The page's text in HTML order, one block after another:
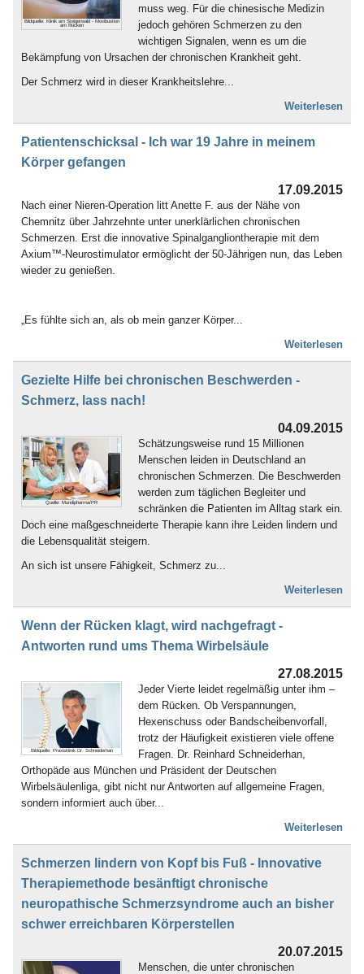
Bildquelle: Klinik am Steigerwald - Moxibustion
am Rücken
muss weg. Für die chinesische Medizin
jedoch gehören Schmerzen zu den
wichtigen Signalen, wenn es um die
Bekämpfung von Ursachen der chronischen Krankheit geht.
Der Schmerz wird in dieser Krankheitslehre...
Weiterlesen
Patientenschicksal - Ich war 19 Jahre in meinem
Körper gefangen
17.09.2015
Nach einer Nieren-Operation litt Anette F. aus der Nähe von
Chemnitz über Jahrzehnte unter unerklärlichen chronischen
Schmerzen. Erst die innovative Spinalgangliontherapie mit dem
Axium™-Neurostimulator ermöglicht der 50-Jährigen nun, das Leben
wieder zu genießen.
„Es fühlte sich an, als ob mein ganzer Körper...
Weiterlesen
Gezielte Hilfe bei chronischen Beschwerden -
Schmerz, lass nach!
04.09.2015
Quelle: Mundipharma/PR
Schätzungsweise rund 15 Millionen
Menschen leiden in Deutschland an
chronischen Schmerzen. Die Beschwerden
werden zum täglichen Begleiter und
schränken die Patienten im Alltag stark ein.
Doch eine maßgeschneiderte Therapie kann ihre Leiden lindern und
die Lebensqualität steigern.
An sich ist unsere Fähigkeit, Schmerz zu...
Weiterlesen
Wenn der Rücken klagt, wird nachgefragt -
Antworten rund ums Thema Wirbelsäule
27.08.2015
Bildquelle: Praxisklinik Dr. Schneiderhan
Jeder Vierte leidet regelmäßig unter ihm –
dem Rücken. Ob Verspannungen,
Hexenschuss oder Bandscheibenvorfall,
trotz der Häufigkeit existieren viele offene
Fragen. Dr. Reinhard Schneiderhan,
Orthopäde aus München und Präsident der Deutschen
Wirbelsäulenliga, gibt nicht nur Antworten auf allgemeine Fragen,
sondern informiert auch über...
Weiterlesen
Schmerzen lindern von Kopf bis Fuß - Innovative
Therapiemethode besänftigt chronische
neuropathische Schmerzsyndrome auch an bisher
schwer erreichbaren Körperstellen
20.07.2015
Menschen, die unter chronischen